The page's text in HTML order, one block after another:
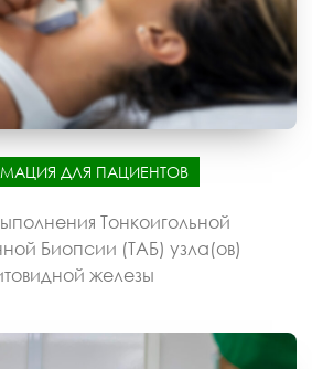
ДЛЯ ПАЦИЕНТОВ
Тонкоигольной
Биопсии (ТАБ) узла(ов)
железы